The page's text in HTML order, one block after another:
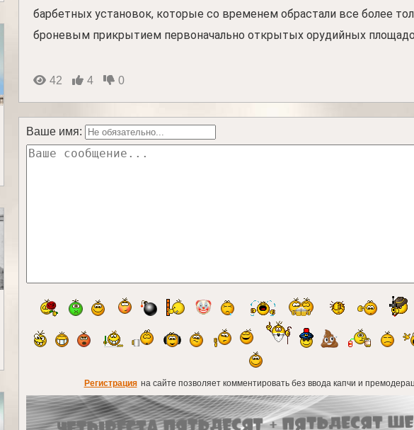
барбетных установок, которые со временем обрастали все более
броневым прикрытием первоначально открытых орудийных
42 4 0
Ваше имя:
Регистрация на сайте позволяет комментировать без ввода капчи и